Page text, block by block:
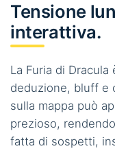
Tensione
interattiva.
La Furia di
deduzione, bluff e
sulla mappa può
prezioso,
fatta di sospetti,